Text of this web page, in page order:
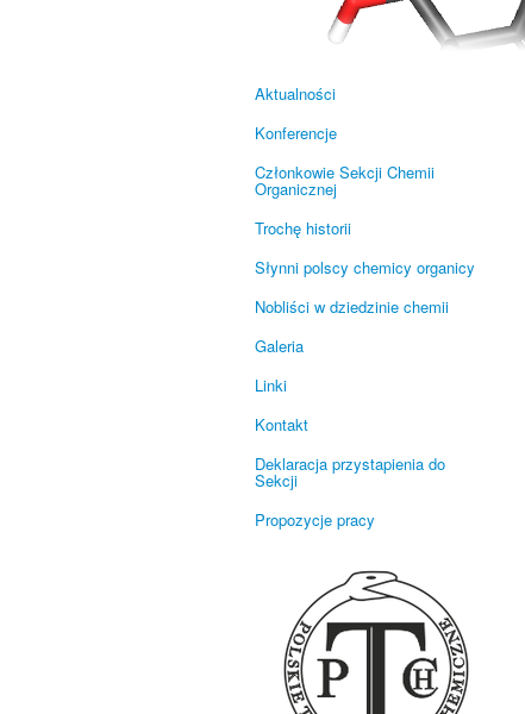
Aktualności
Konferencje
Członkowie Sekcji Chemii
Organicznej
Trochę historii
Słynni polscy chemicy organicy
Nobliści w dziedzinie chemii
Galeria
Linki
Kontakt
Deklaracja przystapienia do
Sekcji
Propozycje pracy